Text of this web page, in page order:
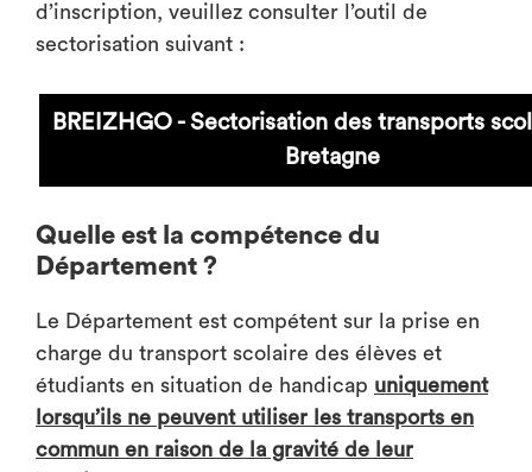
d’inscription, veuillez consulter l’outil de
sectorisation suivant :
BREIZHGO - Sectorisation des transports
Bretagne
Quelle est la compétence du
Département ?
Le Département est compétent sur la prise en
charge du transport scolaire des élèves et
étudiants en situation de handicap uniquement
lorsqu’ils ne peuvent utiliser les transports en
commun en raison de la gravité de leur